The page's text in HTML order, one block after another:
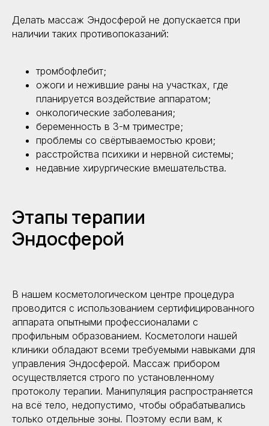
Делать массаж Эндосферой не допускается при
наличии таких противопоказаний:
тромбофлебит;
ожоги и нежившие раны на участках, где
планируется воздействие аппаратом;
онкологические заболевания;
беременность в 3-м триместре;
проблемы со свёртываемостью крови;
расстройства психики и нервной системы;
недавние хирургические вмешательства.
Этапы терапии
Эндосферой
В нашем косметологическом центре процедура
проводится с использованием сертифицированного
аппарата опытными профессионалами с
профильным образованием. Косметологи нашей
клиники обладают всеми требуемыми навыками для
управления Эндосферой. Массаж прибором
осуществляется строго по установленному
протоколу терапии. Манипуляция распространяется
на всё тело, недопустимо, чтобы обрабатывались
только отдельные зоны. Поэтому если вам, к